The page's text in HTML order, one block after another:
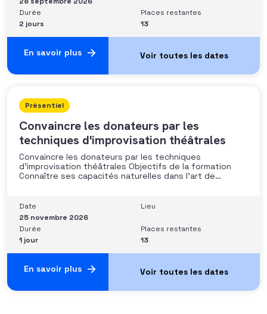
Durée
2 jours
Places restantes
13
En savoir plus
Présentiel
Convaincre les donateurs par les
techniques d'improvisation théâtrales
Convaincre les donateurs par les techniques
d’improvisation théâtrales Objectifs de la formation
Connaître ses capacités naturelles dans l’art de
conviction et sur quoi elle se fonde (mots, attitude, …),
quelle est sa situation de
Date
25 novembre 2026
Lieu
Durée
1 jour
Places restantes
13
En savoir plus